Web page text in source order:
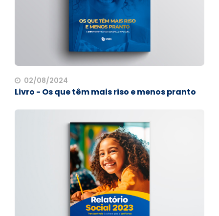
02/08/2024
Livro - Os que têm mais riso e menos pranto